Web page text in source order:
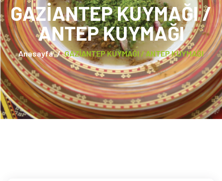
GAZİANTEP KUYMAĞI /
ANTEP KUYMAĞI
Anasayfa GAZİANTEP KUYMAĞI / ANTEP KUYMAĞI